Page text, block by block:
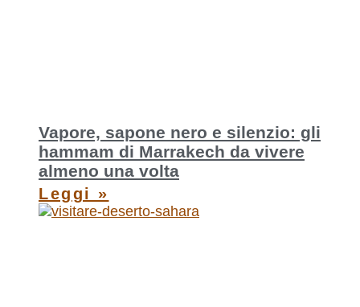
Vapore, sapone nero e silenzio: gli
hammam di Marrakech da vivere
almeno una volta
Leggi »